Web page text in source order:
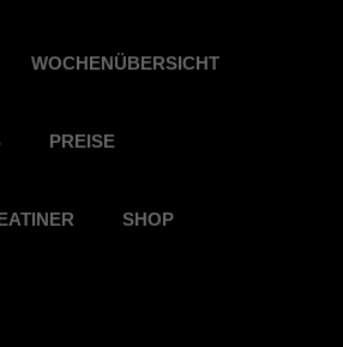
WOCHENÜBERSICHT
PREISE
SHOP